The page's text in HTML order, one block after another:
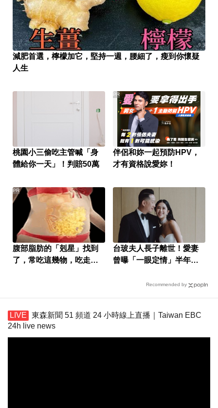
減肥首選，檸檬加它，堅持一週，腰細了，瘦到你懷疑
人生
桃園小三偷吃主管喊「身
體給你一天」！判賠50萬
伴侶和妳一起預防HPV，
才有資格說愛妳！
PR
腹部脂肪的「剋星」找到
了，常吃這幾物，吃走大
PR
台玻夫人長子離世！愛妻
曾曝「一眼定情」半年就
Recommended by
東森新聞 51 頻道 24 小時線上直播｜Taiwan EBC
24h live news